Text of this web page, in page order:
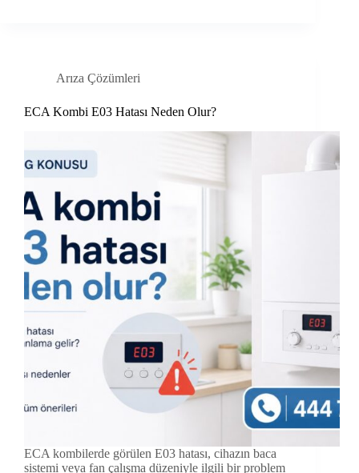
Arıza Çözümleri
ECA Kombi E03 Hatası Neden Olur?
ECA kombilerde görülen E03 hatası, cihazın baca
sistemi veya fan çalışma düzeniyle ilgili bir problem